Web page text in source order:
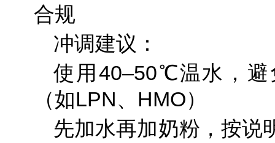
合规
冲调建议：
使用40–50℃温水，
（如LPN、HMO）
先加水再加奶粉，按说